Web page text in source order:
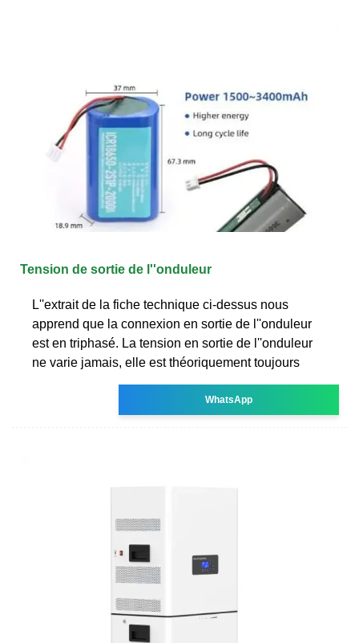
Tension de sortie de l''onduleur
L''extrait de la fiche technique ci-dessus nous
apprend que la connexion en sortie de l''onduleur
est en triphasé. La tension en sortie de l''onduleur
ne varie jamais, elle est théoriquement toujours
WhatsApp